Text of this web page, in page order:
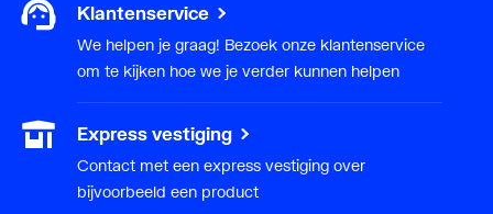
Klantenservice
We helpen je graag! Bezoek onze klantenservice
om te kijken hoe we je verder kunnen helpen
Express vestiging
Contact met een express vestiging over
bijvoorbeeld een product